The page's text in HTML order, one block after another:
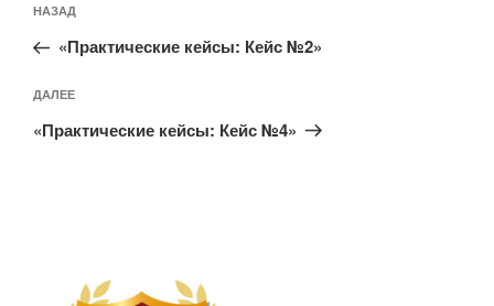
по
записям
Предыдущая
запись:
НАЗАД
«Практические кейсы: Кейс №2»
Следующая
запись
ДАЛЕЕ
«Практические кейсы: Кейс №4»